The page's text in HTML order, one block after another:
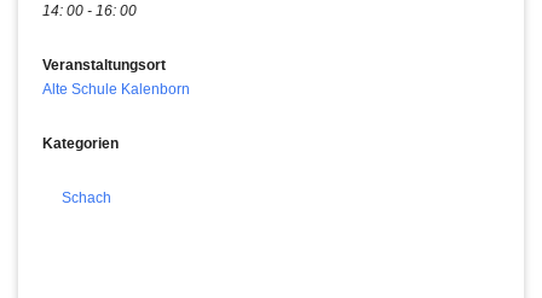
14: 00 - 16: 00
Veranstaltungsort
Alte Schule Kalenborn
Kategorien
Schach